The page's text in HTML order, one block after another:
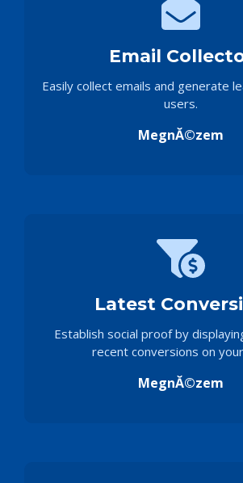
Email
Easily collect emails and generate
users.
MegnĂ©zem
Latest
Establish social proof by
recent conversions on
MegnĂ©zem